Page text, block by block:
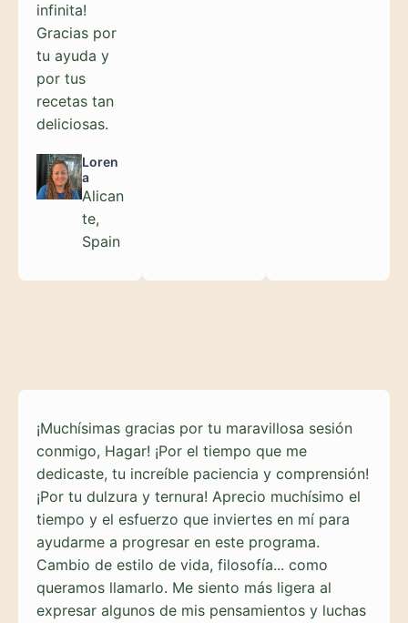
infinita!
Gracias por
tu ayuda y
por tus
recetas tan
deliciosas.
Loren
a
Alican
te,
Spain
¡Muchísimas gracias por tu maravillosa sesión
conmigo, Hagar! ¡Por el tiempo que me
dedicaste, tu increíble paciencia y comprensión!
¡Por tu dulzura y ternura! Aprecio muchísimo el
tiempo y el esfuerzo que inviertes en mí para
ayudarme a progresar en este programa.
Cambio de estilo de vida, filosofía... como
queramos llamarlo. Me siento más ligera al
expresar algunos de mis pensamientos y luchas